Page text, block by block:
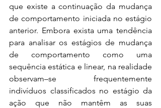
que existe a continuação da mudança
de comportamento iniciada no estágio
anterior. Embora exista uma tendência
para analisar os estágios de mudança
de comportamento como uma
sequência estática e linear, na realidade
observam–se frequentemente
indivíduos classificados no estágio da
ação que não mantêm as suas